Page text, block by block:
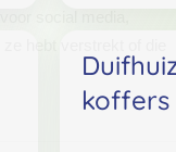
koffers